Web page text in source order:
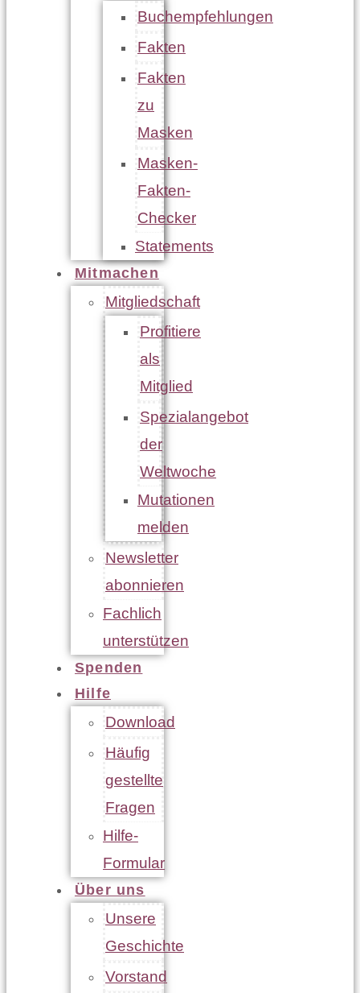
Buchempfehlungen
Fakten
Fakten
zu
Masken
Masken-
Fakten-
Checker
Statements
Mitmachen
Mitgliedschaft
Profitiere
als
Mitglied
Spezialangebot
der
Weltwoche
Mutationen
melden
Newsletter
abonnieren
Fachlich
unterstützen
Spenden
Hilfe
Download
Häufig
gestellte
Fragen
Hilfe-
Formular
Über uns
Unsere
Geschichte
Vorstand